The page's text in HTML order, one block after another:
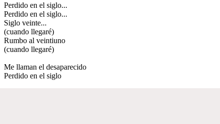
Perdido en el siglo...
Perdido en el siglo...
Siglo veinte...
(cuando llegaré)
Rumbo al veintiuno
(cuando llegaré)
Me llaman el desaparecido
Perdido en el siglo